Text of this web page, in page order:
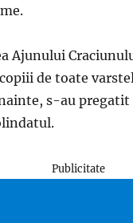
Ajunului
de toate
s-au pregatit
Publicitate